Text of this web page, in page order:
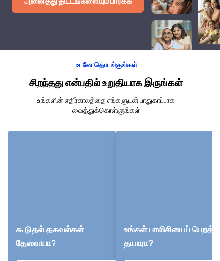
உடனே தொடங்குங்கள்
சிறந்தது என்பதில் உறுதியாக இருங்கள்
உங்களின் எதிர்காலத்தை எங்களுடன் பாதுகாப்பாக
வைத்துக்கொள்ளுங்கள்
கூடுதல் தகவல்கள்
தேவையா?
உங்கள் பாலிசியைப் பெறத்
தயாரா?